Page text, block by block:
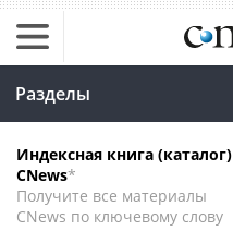
Разделы
Индексная книга (каталог)
CNews*
Получите все материалы
CNews по ключевому слову